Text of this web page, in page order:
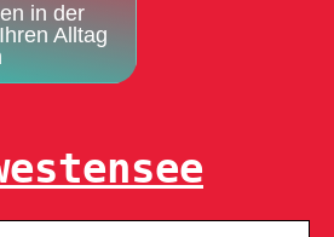
in der
Alltag